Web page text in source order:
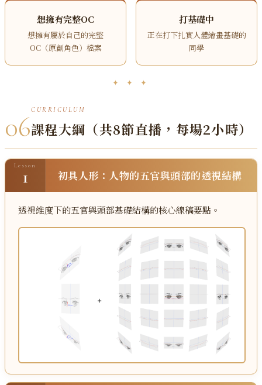
想擁有完整OC
想擁有屬於自己的完整
OC（原創角色）檔案
打基礎中
正在打下扎實人體繪畫基礎的
同學
✦ ✦ ✦
06
CURRICULUM
課程大綱（共8節直播，每場2小時）
Lesson
1 初具人形：人物的五官與頭部的透視結構
透視維度下的五官與頭部基礎結構的核心線稿要點。